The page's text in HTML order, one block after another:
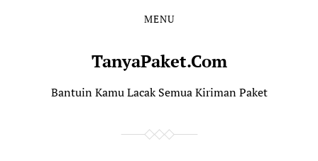
MENU
TanyaPaket.Com
Bantuin Kamu Lacak Semua Kiriman Paket